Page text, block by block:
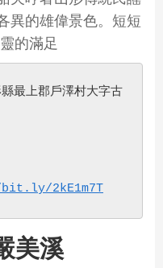
異的雄偉景色。短短
的滿足
2kE1m7T
美溪